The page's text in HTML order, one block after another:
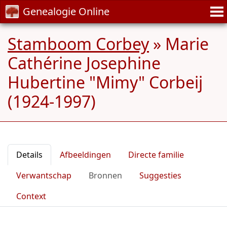
Genealogie Online
Stamboom Corbey» Marie
Cathérine Josephine
Hubertine "Mimy" Corbeij
(1924-1997)
Details Afbeeldingen
Directe familie
Verwantschap
Bronnen
Suggesties
Context